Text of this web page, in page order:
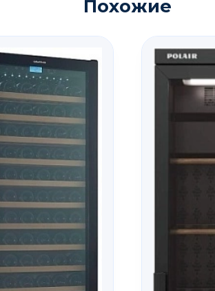
Похожие